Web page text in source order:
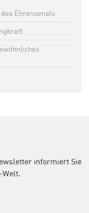
Ehrensenats
informiert Sie